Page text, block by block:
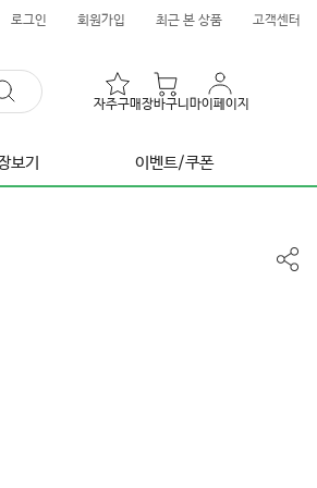
로그인 회원가입 최근 본 상품 고객센터
자주구매장바구니 마이페이지
보기 이벤트/쿠폰
공